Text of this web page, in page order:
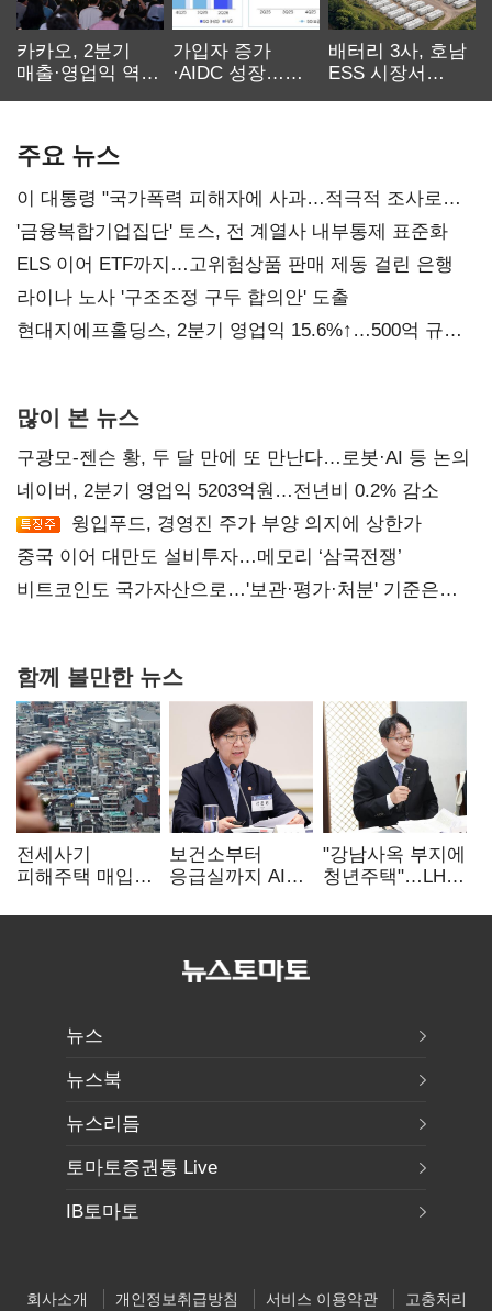
카카오, 2분기
매출·영업익 역대
가입자 증가
·AIDC 성장…
배터리 3사, 호남
ESS 시장서
주요 뉴스
이 대통령 "국가폭력 피해자에 사과…적극적 조사로
진실 밝혀야"
'금융복합기업집단' 토스, 전 계열사 내부통제 표준화
ELS 이어 ETF까지…고위험상품 판매 제동 걸린 은행
라이나 노사 '구조조정 구두 합의안' 도출
현대지에프홀딩스, 2분기 영업익 15.6%↑…500억 규모
많이 본 뉴스
구광모-젠슨 황, 두 달 만에 또 만난다…로봇·AI 등 논의
네이버, 2분기 영업익 5203억원…전년비 0.2% 감소
윙입푸드, 경영진 주가 부양 의지에 상한가
중국 이어 대만도 설비투자…메모리 ‘삼국전쟁’
비트코인도 국가자산으로…'보관·평가·처분' 기준은
함께 볼만한 뉴스
전세사기
피해주택 매입
누적 피해자
보건소부터
응급실까지 AI
혁신 본격화
"강남사옥 부지에
청년주택"…LH도
뉴스
뉴스북
뉴스리듬
토마토증권통 Live
IB토마토
회사소개 개인정보취급방침 서비스 이용약관 고충처리